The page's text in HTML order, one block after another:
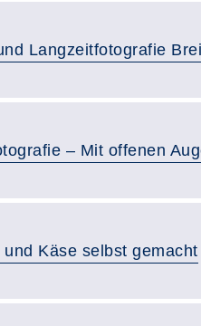
Langzeitfotografie
– Mit offenen
Käse selbst gemacht